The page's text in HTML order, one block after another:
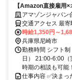
【Amazon直接雇用×
型・髪色自由＊未経
アマゾンジャパ
ー
交通アクセス 最寄駅：尼
ャトルバス約30分
JR「三ノ宮駅」
自転車通勤可 ※
時給1,350円～
兵庫県尼崎市
勤務時間 シフト
日） 21:00-6:00
時期の相談も可能
仕事内容 ✅決ま